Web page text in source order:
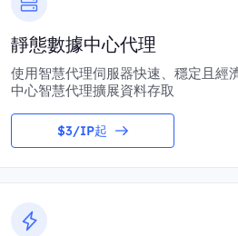
靜態數據中心代理
使用智慧代理伺服器快速、穩定且經
中心智慧代理擴展資料存取
$3/IP起